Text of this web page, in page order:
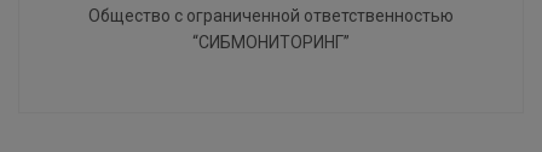
Общество с ограниченной ответственностью
“СИБМОНИТОРИНГ”